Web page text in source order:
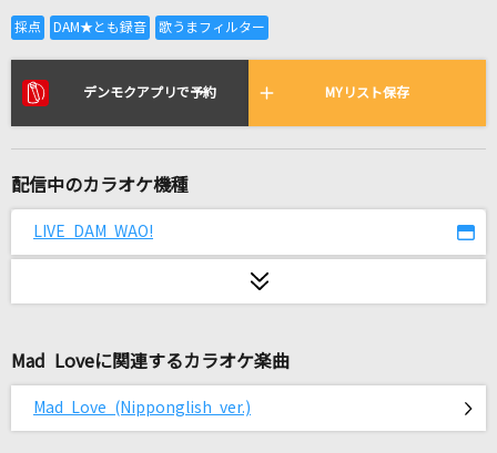
全国りれき
リアルタイムで歌われている曲の一覧
ララバイ
ポルターガイスト
はみだし御免
ポルノグラフィティ
デンモクアプリで予約 MYリスト保存
配信中のカラオケ機種
LIVE DAM WAO!
Mad Loveに関連するカラオケ楽曲
Mad Love (Nipponglish ver.)